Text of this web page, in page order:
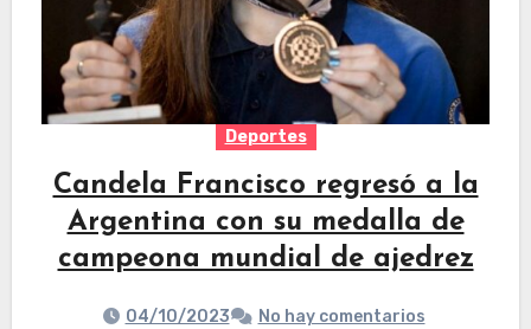
Deportes
Candela Francisco regresó a la
Argentina con su medalla de
campeona mundial de ajedrez
04/10/2023 No hay comentarios